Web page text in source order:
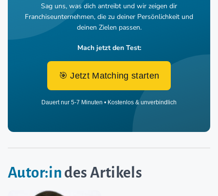
Sag uns, was dich antreibt und wir zeigen dir
Franchiseunternehmen, die zu deiner Persönlichkeit und
deinen Zielen passen.
Mach jetzt den Test:
🎯 Jetzt Matching starten
Dauert nur 5-7 Minuten • Kostenlos & unverbindlich
Autor:in des Artikels